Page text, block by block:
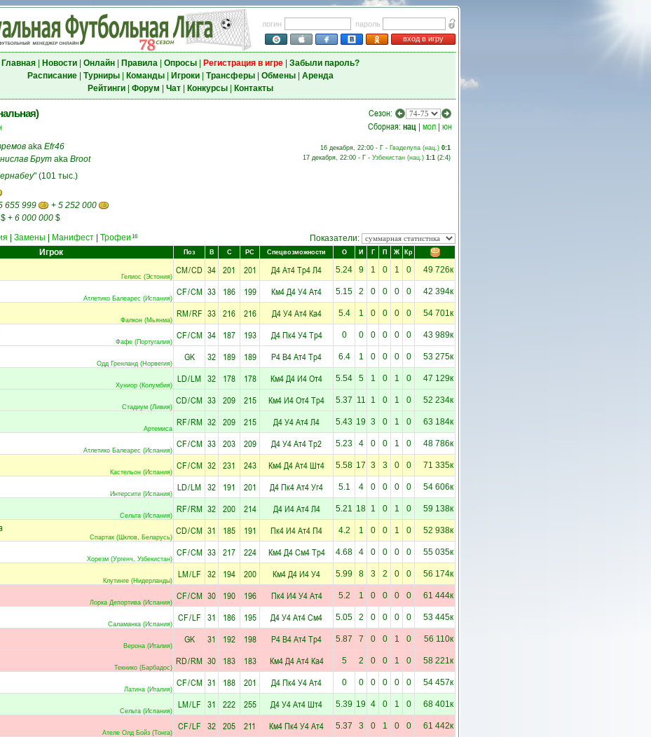
логин
пароль
вход в игру
Главная| Новости| Онлайн| Правила| Опросы| Регистрация в игре| Забыли пароль?
Расписание| Турниры| Команды| Игроки| Трансферы| Обмены| Аренда
Рейтинги| Форум Чат| Конкурсы| Контакты
aka Efr46
Брут aka Broot
" (101 тыс.)
655 999 + 5 252 000
$ + 6 000 000 $
Сезон:
Сборная: нац | мол | юн
16 декабря, 22:00 - Г - Гваделупа (нац.) 0:1
17 декабря, 22:00 - Г - Узбекистан (нац.) 1:1 (2:4)
Замены Манифест Трофеи 16 Показатели:
Игрок Поз В С РС Спецвозможности О И Г П Ж Кр
Гелиос (Эстония)
CM/CD 34 201 201 Д4Ат4Тр4Л4 5.24 9 1 0 1 0 49 726к
Атлетико Балеарес (Испания)
CF/CM 33 186 199 Км4Д4У4Ат4 5.15 2 0 0 0 0 42 394к
Фалкон (Мьянма)
RM/RF 33 216 216 Д4У4Ат4Ка4 5.4 1 0 0 0 0 54 701к
Фафе (Португалия)
CF/CM 34 187 193 Д4Пк4У4Тр4 0 0 0 0 0 0 43 989к
Одд Гренланд (Норвегия)
GK 32 189 189 Р4В4Ат4Тр4 6.4 1 0 0 0 0 53 275к
Хуниор (Колумбия)
LD/LM 32 178 178 Км4Д4И4От4 5.54 5 1 0 1 0 47 129к
Стадиум (Ливия)
CD/CM 33 209 215 Км4И4От4Тр4 5.37 11 1 0 1 0 52 234к
Артемиса
RF/RM 32 209 215 Д4У4Ат4Л4 5.43 19 3 0 1 0 63 184к
Атлетико Балеарес (Испания)
CF/CM 33 203 209 Д4У4Ат4Тр2 5.23 4 0 0 1 0 48 786к
Кастельон (Испания)
CF/CM 32 231 243 Км4Д4Ат4Шт4 5.58 17 3 3 0 0 71 335к
Интерсити (Испания)
LD/LM 32 191 201 Д4Пк4Ат4Уг4 5.1 4 0 0 0 0 54 606к
Сельта (Испания)
RF/RM 32 200 214 Д4И4Ат4Л4 5.21 18 1 0 1 0 59 138к
Спартак (Шклов, Беларусь)
CD/CM 31 185 191 Пк4И4Ат4П4 4.2 1 0 0 1 0 52 938к
Хорезм (Ургенч, Узбекистан)
CF/CM 33 217 224 Км4Д4См4Тр4 4.68 4 0 0 0 0 55 035к
Клутинге (Нидерланды)
LM/LF 32 194 200 Км4Д4И4У4 5.99 8 3 2 0 0 56 174к
Лорка Депортива (Испания)
CF/CM 30 190 196 Пк4И4У4Ат4 5.2 1 0 0 0 0 61 444к
Саламанка (Испания)
CF/LF 31 186 195 Д4У4Ат4См4 5.05 2 0 0 0 0 53 445к
Верона (Италия)
GK 31 192 198 Р4В4Ат4Тр4 5.87 7 0 0 1 0 56 110к
Текнико (Барбадос)
RD/RM 30 183 183 Км4Д4Ат4Ка4 5 2 0 0 1 0 58 221к
Латина (Италия)
CF/CM 31 188 201 Д4Пк4У4Ат4 0 0 0 0 0 0 54 457к
Сельта (Испания)
LM/LF 31 222 255 Д4У4Ат4Шт4 5.39 19 4 0 1 0 68 401к
Ателе Олд Бойз (Тонга)
CF/LF 32 205 211 Км4Пк4У4Ат4 5.37 3 0 1 0 0 61 442к